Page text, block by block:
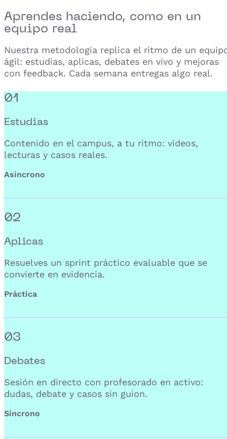
Aprendes haciendo, como en un
equipo real
Nuestra metodología replica el ritmo de un
ágil: estudias, aplicas, debates en vivo y mejoras
con feedback. Cada semana entregas algo real.
01
Estudias
Contenido en el campus, a tu ritmo: videos,
lecturas y casos reales.
Asíncrono
02
Aplicas
Resuelves un sprint práctico evaluable que se
convierte en evidencia.
Práctica
03
Debates
Sesión en directo con profesorado en activo:
dudas, debate y casos sin guion.
Síncrono